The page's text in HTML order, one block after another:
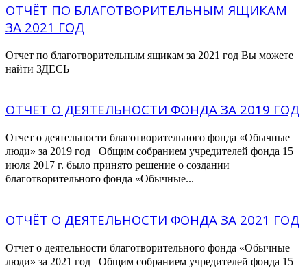
ОТЧЁТ ПО БЛАГОТВОРИТЕЛЬНЫМ ЯЩИКАМ
ЗА 2021 ГОД
Отчет по благотворительным ящикам за 2021 год Вы можете
найти ЗДЕСЬ
ОТЧЕТ О ДЕЯТЕЛЬНОСТИ ФОНДА ЗА 2019 ГОД
Отчет о деятельности благотворительного фонда «Обычные
люди» за 2019 год Общим собранием учредителей фонда 15
июля 2017 г. было принято решение о создании
благотворительного фонда «Обычные...
ОТЧЁТ О ДЕЯТЕЛЬНОСТИ ФОНДА ЗА 2021 ГОД
Отчет о деятельности благотворительного фонда «Обычные
люди» за 2021 год Общим собранием учредителей фонда 15